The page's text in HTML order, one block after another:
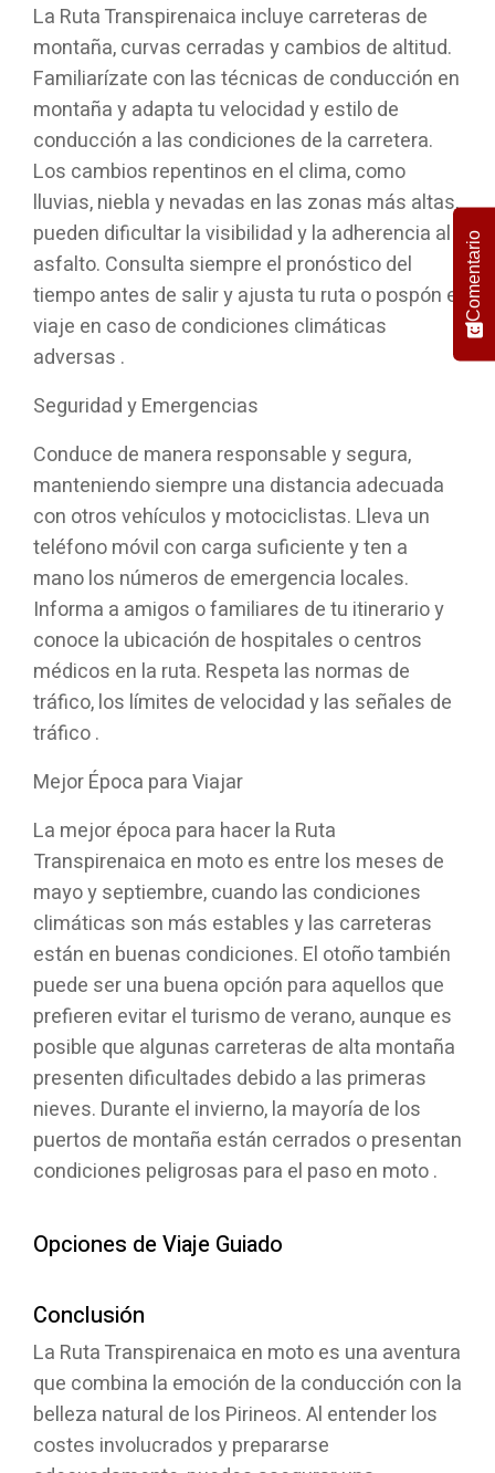
La Ruta Transpirenaica incluye carreteras de
montaña, curvas cerradas y cambios de altitud.
Familiarízate con las técnicas de conducción en
montaña y adapta tu velocidad y estilo de
conducción a las condiciones de la carretera.
Los cambios repentinos en el clima, como
lluvias, niebla y nevadas en las zonas más altas,
pueden dificultar la visibilidad y la adherencia al
asfalto. Consulta siempre el pronóstico del
tiempo antes de salir y ajusta tu ruta o pospón el
viaje en caso de condiciones climáticas
adversas .
Seguridad y Emergencias
Conduce de manera responsable y segura,
manteniendo siempre una distancia adecuada
con otros vehículos y motociclistas. Lleva un
teléfono móvil con carga suficiente y ten a
mano los números de emergencia locales.
Informa a amigos o familiares de tu itinerario y
conoce la ubicación de hospitales o centros
médicos en la ruta. Respeta las normas de
tráfico, los límites de velocidad y las señales de
tráfico .
Mejor Época para Viajar
La mejor época para hacer la Ruta
Transpirenaica en moto es entre los meses de
mayo y septiembre, cuando las condiciones
climáticas son más estables y las carreteras
están en buenas condiciones. El otoño también
puede ser una buena opción para aquellos que
prefieren evitar el turismo de verano, aunque es
posible que algunas carreteras de alta montaña
presenten dificultades debido a las primeras
nieves. Durante el invierno, la mayoría de los
puertos de montaña están cerrados o presentan
condiciones peligrosas para el paso en moto .
Opciones de Viaje Guiado
Conclusión
La Ruta Transpirenaica en moto es una aventura
que combina la emoción de la conducción con la
belleza natural de los Pirineos. Al entender los
costes involucrados y prepararse
Comentario